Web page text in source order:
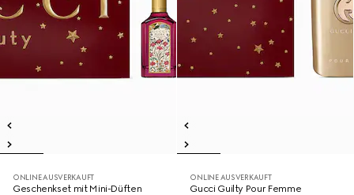
ONLINE AUSVERKAUFT
Geschenkset mit Mini-Düften
ONLINE AUSVERKAUFT
Gucci Guilty Pour Femme